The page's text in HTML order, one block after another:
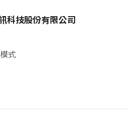
科技股份有限公司
式